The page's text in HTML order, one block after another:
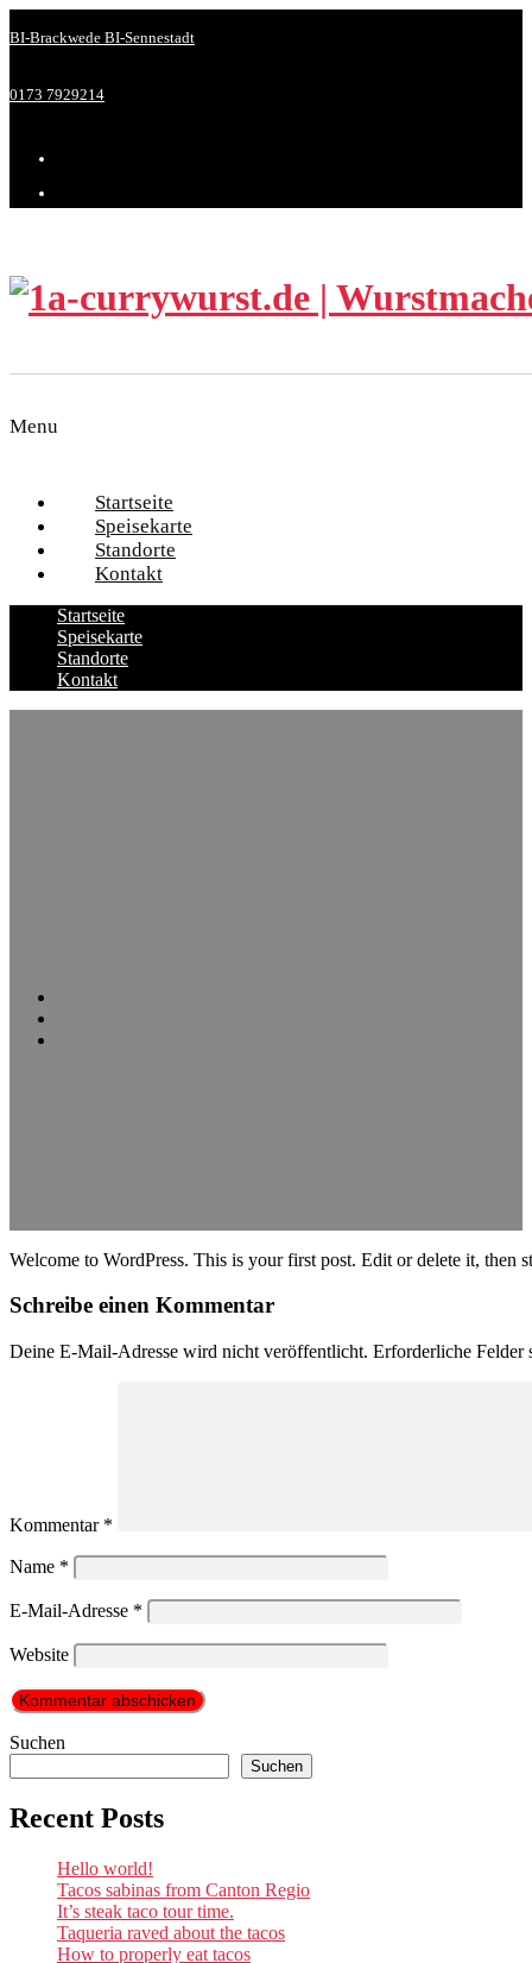
BI-Brackwede BI-Sennestadt
0173 7929214
Menu
Startseite
Speisekarte
Standorte
Kontakt
Startseite
Speisekarte
Standorte
Kontakt
Welcome to WordPress. This is your first post. Edit or delete it, then
Schreibe einen Kommentar
Deine E-Mail-Adresse wird nicht veröffentlicht. Erforderliche Felder
Kommentar *
Name *
E-Mail-Adresse *
Website
Suchen
Suchen
Recent Posts
Hello world!
Tacos sabinas from Canton Regio
It’s steak taco tour time.
Taqueria raved about the tacos
How to properly eat tacos